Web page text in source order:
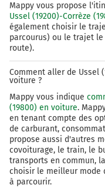
Mappy vous propose
Ussel (19200)-Corrèze
également choisir le
parcourus) ou le trajet
route).
Comment aller de Ussel
voiture ?
Mappy vous indique
(19800) en voiture.
en tenant compte des
de carburant,
propose aussi d'autres
covoiturage, le train, le
transports en commun,
choisir le meilleur mode
à parcourir.